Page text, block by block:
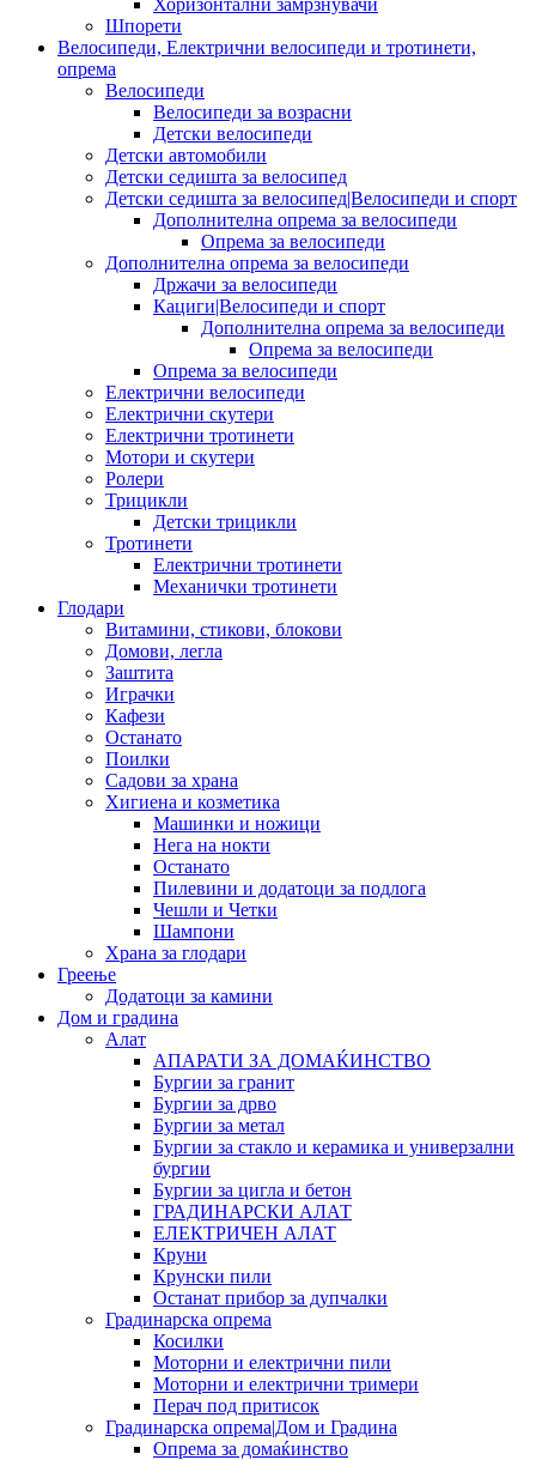
Шпорети
Велосипеди, Електрични велосипеди и тротинети,
опрема
Велосипеди
Велосипеди за возрасни
Детски велосипеди
Детски автомобили
Детски седишта за велосипед
Детски седишта за велосипед|Велосипеди и спорт
Дополнителна опрема за велосипеди
Опрема за велосипеди
Дополнителна опрема за велосипеди
Држачи за велосипеди
Кациги|Велосипеди и спорт
Дополнителна опрема за велосипеди
Опрема за велосипеди
Опрема за велосипеди
Електрични велосипеди
Електрични скутери
Електрични тротинети
Мотори и скутери
Ролери
Трицикли
Детски трицикли
Тротинети
Електрични тротинети
Механички тротинети
Глодари
Витамини, стикови, блокови
Домови, легла
Заштита
Играчки
Кафези
Останато
Поилки
Садови за храна
Хигиена и козметика
Машинки и ножици
Нега на нокти
Останато
Пилевини и додатоци за подлога
Чешли и Четки
Шампони
Храна за глодари
Греење
Додатоци за камини
Дом и градина
Алат
АПАРАТИ ЗА ДОМАЌИНСТВО
Бургии за гранит
Бургии за дрво
Бургии за метал
Бургии за стакло и керамика и универзални
бургии
Бургии за цигла и бетон
ГРАДИНАРСКИ АЛАТ
ЕЛЕКТРИЧЕН АЛАТ
Круни
Крунски пили
Останат прибор за дупчалки
Градинарска опрема
Косилки
Моторни и електрични пили
Моторни и електрични тримери
Перач под притисок
Градинарска опрема|Дом и Градина
Опрема за домаќинство